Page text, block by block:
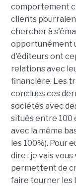
comportement
clients
chercher à
opportunément
d'éditeurs ont
relations avec
financière. Les
conclues ces
sociétés avec
situés entre 100
avec la même
les 100%). Pour
dire : je vais
permettent de
faire tourner les